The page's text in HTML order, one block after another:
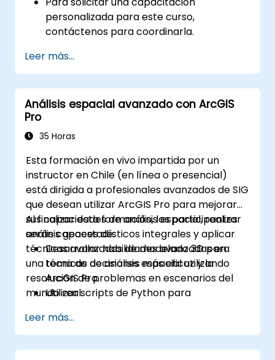
personalizada para este curso,
contáctenos para coordinarla.
Leer más...
Análisis espacial avanzado con ArcGIS
Pro
35 Horas
Esta formación en vivo impartida por un
instructor en Chile (en línea o presencial)
está dirigida a profesionales avanzados de SIG
que desean utilizar ArcGIS Pro para mejorar
sus capacidades de análisis espacial, realizar
análisis geoestadísticos integrales y aplicar
técnicas avanzadas de modelado 3D para
una toma de decisiones más eficaz y la
resolución de problemas en escenarios del
mundo real.
Al finalizar esta formación, los participantes
serán capaces de:
Desarrollar habilidades avanzadas en
técnicas de análisis espacial utilizando
ArcGIS Pro.
Utilizar scripts de Python para
Aplicar modelado espacial para resolver
problemas en escenarios del mundo real.
Realizar análisis geoestadísticos para una
Leer más...